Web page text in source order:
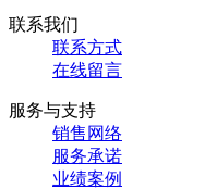
联系我们
联系方式
在线留言
服务与支持
销售网络
服务承诺
业绩案例